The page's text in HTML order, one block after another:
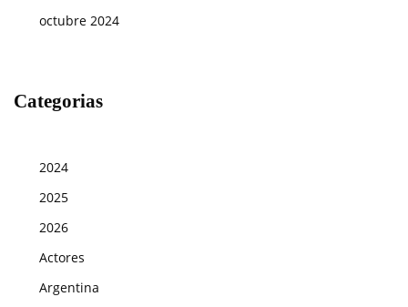
octubre 2024
Categorias
2024
2025
2026
Actores
Argentina